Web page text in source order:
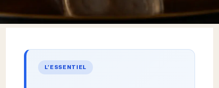
L’ESSENTIEL